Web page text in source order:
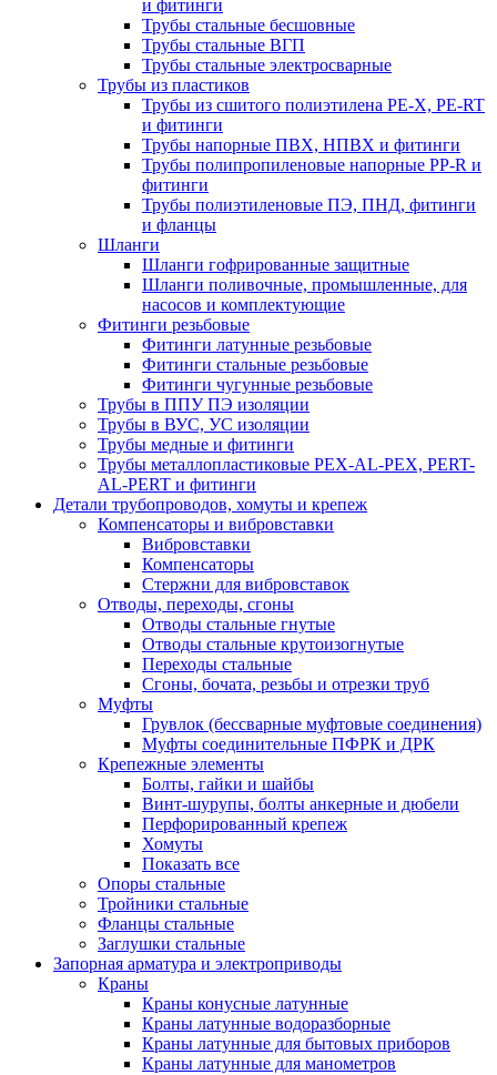
и фитинги
Трубы стальные бесшовные
Трубы стальные ВГП
Трубы стальные электросварные
Трубы из пластиков
Трубы из сшитого полиэтилена PE-X, PE-RT
и фитинги
Трубы напорные ПВХ, НПВХ и фитинги
Трубы полипропиленовые напорные PP-R и
фитинги
Трубы полиэтиленовые ПЭ, ПНД, фитинги
и фланцы
Шланги
Шланги гофрированные защитные
Шланги поливочные, промышленные, для
насосов и комплектующие
Фитинги резьбовые
Фитинги латунные резьбовые
Фитинги стальные резьбовые
Фитинги чугунные резьбовые
Трубы в ППУ ПЭ изоляции
Трубы в ВУС, УС изоляции
Трубы медные и фитинги
Трубы металлопластиковые PEX-AL-PEX, PERT-
AL-PERT и фитинги
Детали трубопроводов, хомуты и крепеж
Компенсаторы и вибровставки
Вибровставки
Компенсаторы
Стержни для вибровставок
Отводы, переходы, сгоны
Отводы стальные гнутые
Отводы стальные крутоизогнутые
Переходы стальные
Сгоны, бочата, резьбы и отрезки труб
Муфты
Грувлок (бессварные муфтовые соединения)
Муфты соединительные ПФРК и ДРК
Крепежные элементы
Болты, гайки и шайбы
Винт-шурупы, болты анкерные и дюбели
Перфорированный крепеж
Хомуты
Показать все
Опоры стальные
Тройники стальные
Фланцы стальные
Заглушки стальные
Запорная арматура и электроприводы
Краны
Краны конусные латунные
Краны латунные водоразборные
Краны латунные для бытовых приборов
Краны латунные для манометров